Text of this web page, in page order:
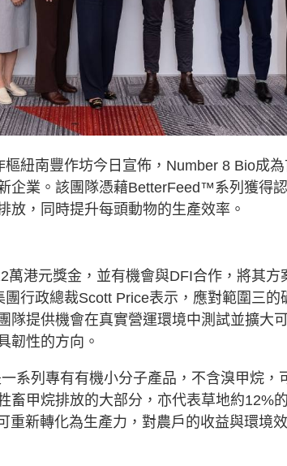
紐南豐作坊今日宣佈，Number 8 Bio成
企業。該團隊憑藉BetterFeed™系列獲得
放，同時提升每頭動物的生產效率。
萬港元獎金，並有機會與DFI合作，將其方
行政總裁Scott Price表示，應對範圍三的
隊提供機會在真實營運環境中測試並擴大
韌性的方向。
系列專有有機小分子產品，不含溴甲烷，
畜甲烷排放的大部分，亦代表草地約12%
新轉化為生產力，對農戶的收益與環境